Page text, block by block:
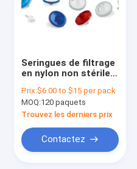
Seringues de filtrage
en nylon non stériles
GC
Prix:$6.00 to $15 per pack
MOQ:120 paquets
Trouvez les derniers prix
Contactez